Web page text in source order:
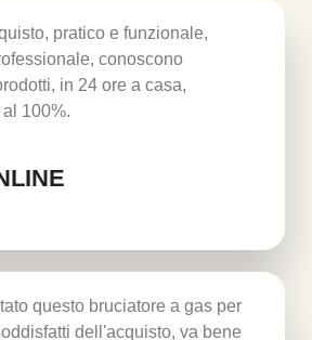
pratico e funzionale,
conoscono
in 24 ore a casa,
100%.
questo bruciatore a gas per
dell'acquisto, va bene